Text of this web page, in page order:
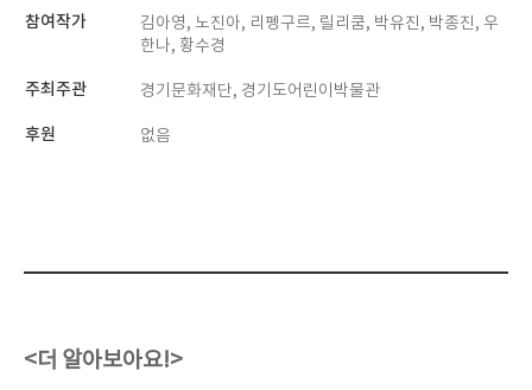
참여작가
김아영, 노진아, 리펭구르, 릴리쿰, 박유진, 박종진, 우
한나, 황수경
주최주관 경기문화재단, 경기도어린이박물관
후원 없음
<더 알아보아요!>